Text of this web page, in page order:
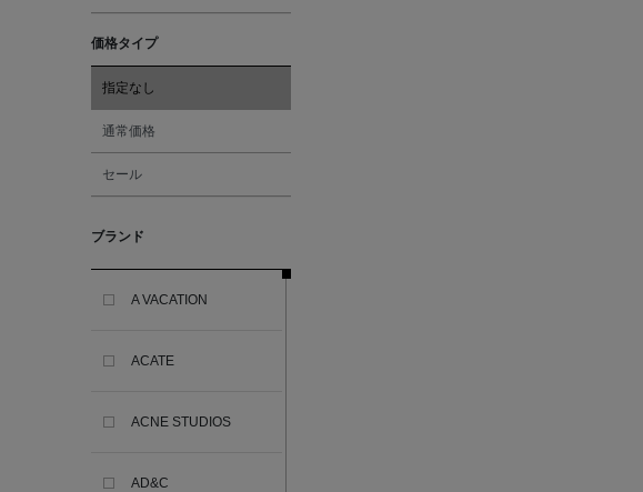
価格タイプ
指定なし
通常価格
セール
ブランド
A VACATION
ACATE
ACNE STUDIOS
AD&C